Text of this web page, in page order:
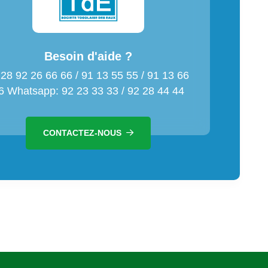
Besoin d'aide ?
92 26 66 66 / 91 13 55 55 / 91 13 66
Whatsapp: 92 23 33 33 / 92 28 44 44
CONTACTEZ-NOUS